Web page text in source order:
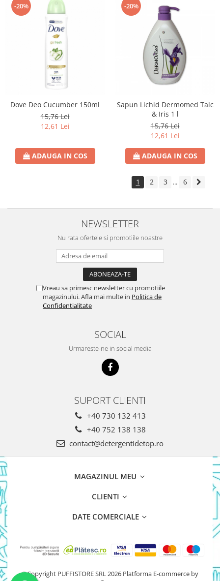
-20%
Dove Deo Cucumber 150ml
15,76 Lei
12,61 Lei
ADAUGA IN COS
-20%
Sapun Lichid Dermomed Talc
& Iris 1 l
15,76 Lei
12,61 Lei
ADAUGA IN COS
1 2 3 ... 6
NEWSLETTER
Nu rata ofertele si promotiile noastre
Vreau sa primesc newsletter cu promotiile
magazinului. Afla mai multe in Politica de
Confidentialitate
SOCIAL
Urmareste-ne in social media
SUPORT CLIENTI
+40 730 132 413
+40 752 138 138
contact@detergentidetop.ro
MAGAZINUL MEU
CLIENTI
DATE COMERCIALE
©Copyright PUFFISTORE SRL 2026 Platforma E-commerce by